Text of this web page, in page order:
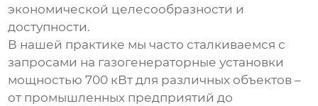
экономической целесообразности и
доступности.
В нашей практике мы часто сталкиваемся с
запросами на газогенераторные установки
мощностью 700 кВт для различных объектов –
от промышленных предприятий до